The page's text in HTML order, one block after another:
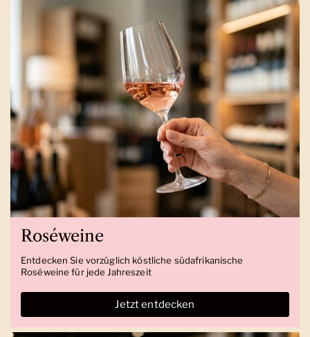
Roséweine
Entdecken Sie vorzüglich köstliche südafrikanische
Roséweine für jede Jahreszeit
Jetzt entdecken